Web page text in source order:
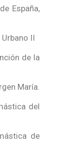
España,
II
de la
María.
del
de